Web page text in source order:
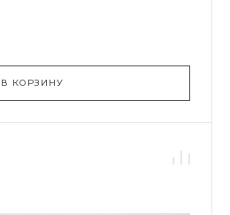
В КОРЗИНУ